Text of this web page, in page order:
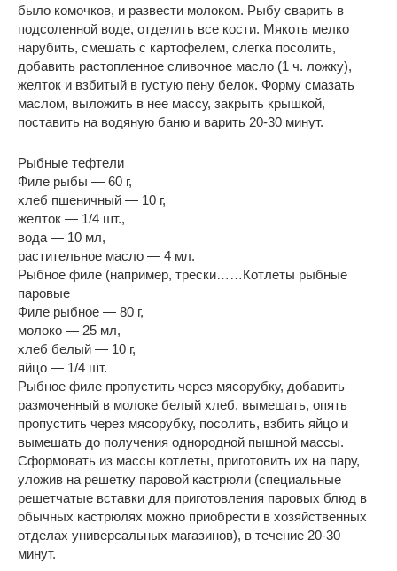
было комочков, и развести молоком. Рыбу сварить в
подсоленной воде, отделить все кости. Мякоть мелко
нарубить, смешать с картофелем, слегка посолить,
добавить растопленное сливочное масло (1 ч. ложку),
желток и взбитый в густую пену белок. Форму смазать
маслом, выложить в нее массу, закрыть крышкой,
поставить на водяную баню и варить 20-30 минут.
Рыбные тефтели
Филе рыбы — 60 г,
хлеб пшеничный — 10 г,
желток — 1/4 шт.,
вода — 10 мл,
растительное масло — 4 мл.
Рыбное филе (например, трески……Котлеты рыбные
паровые
Филе рыбное — 80 г,
молоко — 25 мл,
хлеб белый — 10 г,
яйцо — 1/4 шт.
Рыбное филе пропустить через мясорубку, добавить
размоченный в молоке белый хлеб, вымешать, опять
пропустить через мясорубку, посолить, взбить яйцо и
вымешать до получения однородной пышной массы.
Сформовать из массы котлеты, приготовить их на пару,
уложив на решетку паровой кастрюли (специальные
решетчатые вставки для приготовления паровых блюд в
обычных кастрюлях можно приобрести в хозяйственных
отделах универсальных магазинов), в течение 20-30
минут.